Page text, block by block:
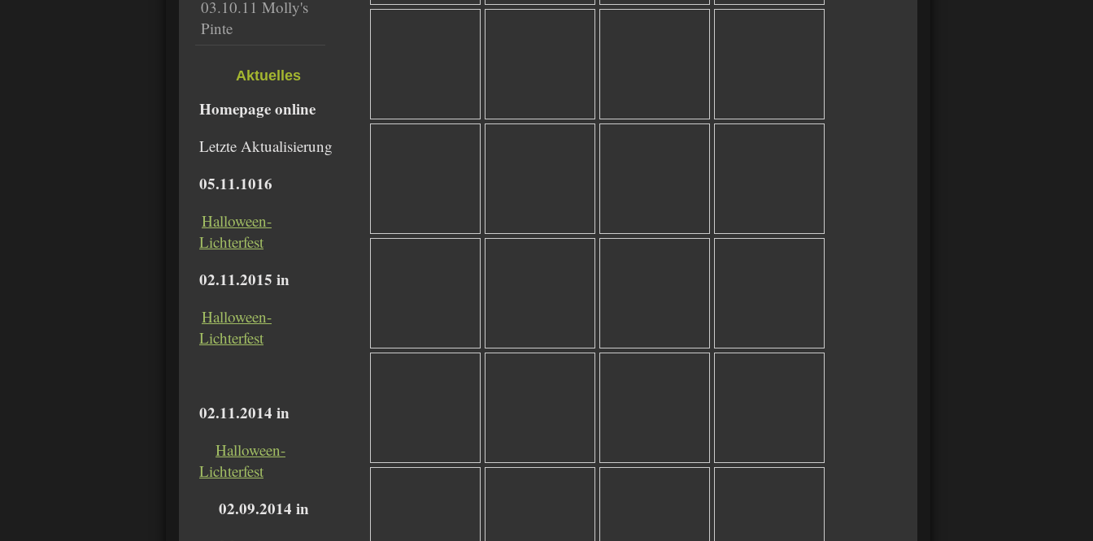
03.10.11 Molly's
Pinte
Aktuelles
Homepage online
Letzte Aktualisierung
05.11.1016
Halloween-
Lichterfest
02.11.2015 in
Halloween-
Lichterfest
02.11.2014 in
Halloween-
Lichterfest
02.09.2014 in